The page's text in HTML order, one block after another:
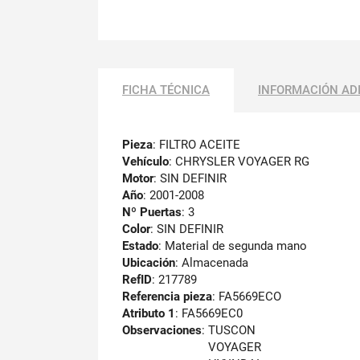
FICHA TÉCNICA INFORMACIÓN
Pieza: FILTRO ACEITE
Vehículo: CHRYSLER VOYAGER RG
Motor: SIN DEFINIR
Año: 2001-2008
Nº Puertas: 3
Color: SIN DEFINIR
Estado: Material de segunda mano
Ubicación: Almacenada
RefID: 217789
Referencia pieza: FA5669ECO
Atributo 1 : FA5669EC0
Observaciones: TUSCON
VOYAGER